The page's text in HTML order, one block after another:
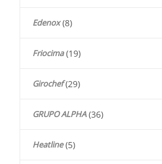
Edenox (8)
Friocima (19)
Girochef (29)
GRUPO ALPHA (36)
Heatline (5)